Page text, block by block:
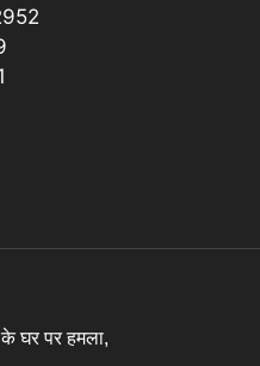
घर पर हमला,